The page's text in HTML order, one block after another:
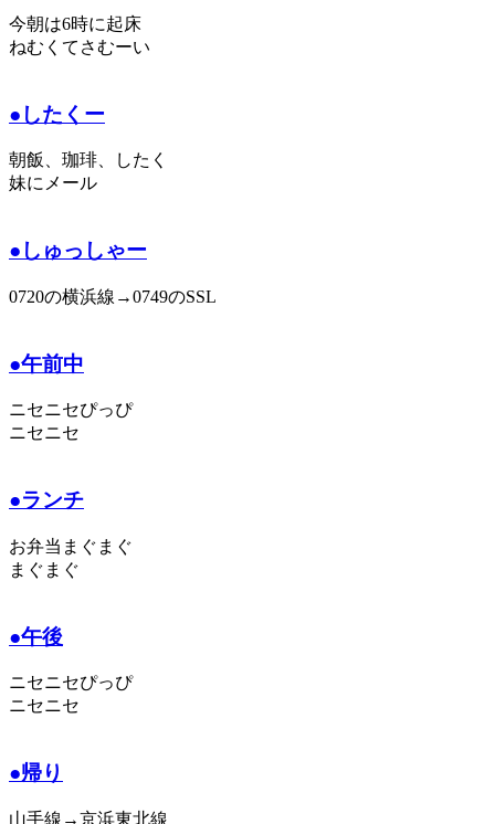
今朝は6時に起床
ねむくてさむーい
●したくー
朝飯、珈琲、したく
妹にメール
●しゅっしゃー
0720の横浜線→0749のSSL
●午前中
ニセニセぴっぴ
ニセニセ
●ランチ
お弁当まぐまぐ
まぐまぐ
●午後
ニセニセぴっぴ
ニセニセ
●帰り
山手線→京浜東北線